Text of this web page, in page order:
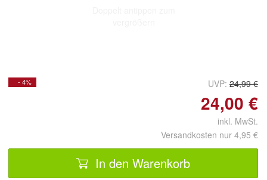
- 4% UVP: 24,99 €
24,00 €
inkl. MwSt.
Versandkosten nur 4,95 €
In den Warenkorb